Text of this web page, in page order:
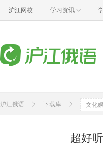
沪江网校 学习资讯
沪江俄语 下载库 文化
超好